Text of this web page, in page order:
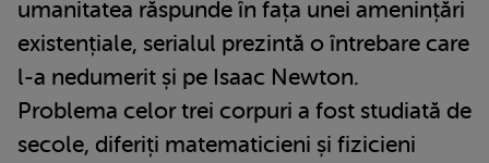
umanitatea răspunde în fața unei amenințări
existențiale, serialul prezintă o întrebare care
l-a nedumerit și pe Isaac Newton.
Problema celor trei corpuri a fost studiată de
secole, diferiți matematicieni și fizicieni